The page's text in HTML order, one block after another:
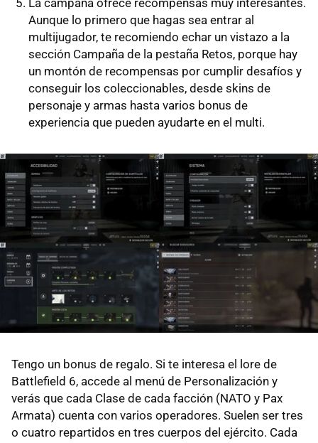
La campaña ofrece recompensas muy interesantes.
Aunque lo primero que hagas sea entrar al
multijugador, te recomiendo echar un vistazo a la
sección Campaña de la pestaña Retos, porque hay
un montón de recompensas por cumplir desafíos y
conseguir los coleccionables, desde skins de
personaje y armas hasta varios bonus de
experiencia que pueden ayudarte en el multi.
Tengo un bonus de regalo. Si te interesa el lore de
Battlefield 6, accede al menú de Personalización y
verás que cada Clase de cada facción (NATO y Pax
Armata) cuenta con varios operadores. Suelen ser tres
o cuatro repartidos en tres cuerpos del ejército. Cada